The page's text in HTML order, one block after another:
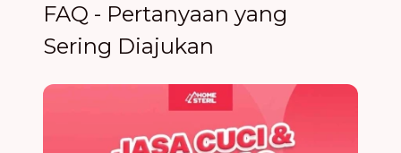
FAQ - Pertanyaan yang
Sering Diajukan